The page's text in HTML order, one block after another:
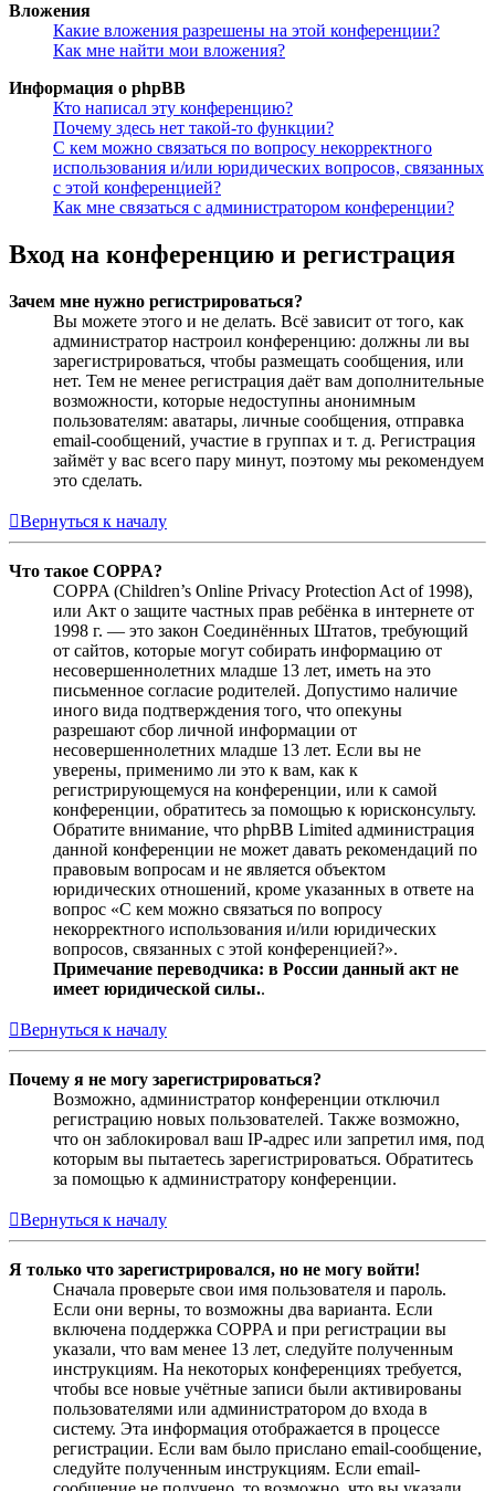
Вложения
Какие вложения разрешены на этой конференции?
Как мне найти мои вложения?
Информация о phpBB
Кто написал эту конференцию?
Почему здесь нет такой-то функции?
С кем можно связаться по вопросу некорректного
использования и/или юридических вопросов, связанных
с этой конференцией?
Как мне связаться с администратором конференции?
Вход на конференцию и регистрация
Зачем мне нужно регистрироваться?
Вы можете этого и не делать. Всё зависит от того, как
администратор настроил конференцию: должны ли вы
зарегистрироваться, чтобы размещать сообщения, или
нет. Тем не менее регистрация даёт вам дополнительные
возможности, которые недоступны анонимным
пользователям: аватары, личные сообщения, отправка
email-сообщений, участие в группах и т. д. Регистрация
займёт у вас всего пару минут, поэтому мы рекомендуем
это сделать.
Вернуться к началу
Что такое COPPA?
COPPA (Children’s Online Privacy Protection Act of 1998),
или Акт о защите частных прав ребёнка в интернете от
1998 г. — это закон Соединённых Штатов, требующий
от сайтов, которые могут собирать информацию от
несовершеннолетних младше 13 лет, иметь на это
письменное согласие родителей. Допустимо наличие
иного вида подтверждения того, что опекуны
разрешают сбор личной информации от
несовершеннолетних младше 13 лет. Если вы не
уверены, применимо ли это к вам, как к
регистрирующемуся на конференции, или к самой
конференции, обратитесь за помощью к юрисконсульту.
Обратите внимание, что phpBB Limited администрация
данной конференции не может давать рекомендаций по
правовым вопросам и не является объектом
юридических отношений, кроме указанных в ответе на
вопрос «С кем можно связаться по вопросу
некорректного использования и/или юридических
вопросов, связанных с этой конференцией?».
Примечание переводчика: в России данный акт не
имеет юридической силы..
Вернуться к началу
Почему я не могу зарегистрироваться?
Возможно, администратор конференции отключил
регистрацию новых пользователей. Также возможно,
что он заблокировал ваш IP-адрес или запретил имя, под
которым вы пытаетесь зарегистрироваться. Обратитесь
за помощью к администратору конференции.
Вернуться к началу
Я только что зарегистрировался, но не могу войти!
Сначала проверьте свои имя пользователя и пароль.
Если они верны, то возможны два варианта. Если
включена поддержка COPPA и при регистрации вы
указали, что вам менее 13 лет, следуйте полученным
инструкциям. На некоторых конференциях требуется,
чтобы все новые учётные записи были активированы
пользователями или администратором до входа в
систему. Эта информация отображается в процессе
регистрации. Если вам было прислано email-сообщение,
следуйте полученным инструкциям. Если email-